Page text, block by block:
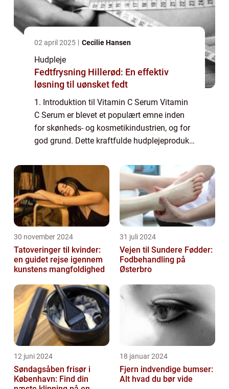
02 april 2025 Cecilie Hansen
Hudpleje
Fedtfrysning Hillerød: En effektiv
løsning til uønsket fedt
1. Introduktion til Vitamin C Serum Vitamin
C Serum er blevet et populært emne inden
for skønheds- og kosmetikindustrien, og for
god grund. Dette kraftfulde hudplejeprodukt
vitamin, som er kendt for sine antioxida...
30 november 2024
Tatoveringer til kvinder:
en guidet rejse igennem
kunstens mangfoldighed
31 juli 2024
Vejen til Sundere Fødder:
Fodbehandling på
Østerbro
12 juni 2024
Søndagsåben frisør i
København: Find din
18 januar 2024
Fjern indvendige bumser:
Alt hvad du bør vide